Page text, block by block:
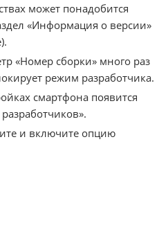
может понадобится
«Информация о версии»
«Номер сборки» много раз
режим разработчика.
смартфона появится
и включите опцию